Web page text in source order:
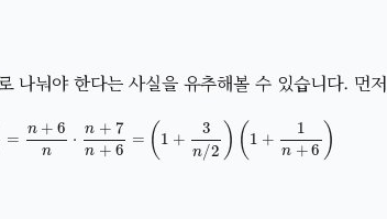
나눠야 한다는 사실을 유추해볼 수 있습니다. 먼저
n= n + n⋅n + 7n = n/ )( +